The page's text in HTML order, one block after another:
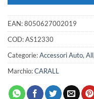
EAN:8050627002019
COD:AS12330
Categorie:Accessori Auto, All,
Marchio:CARALL